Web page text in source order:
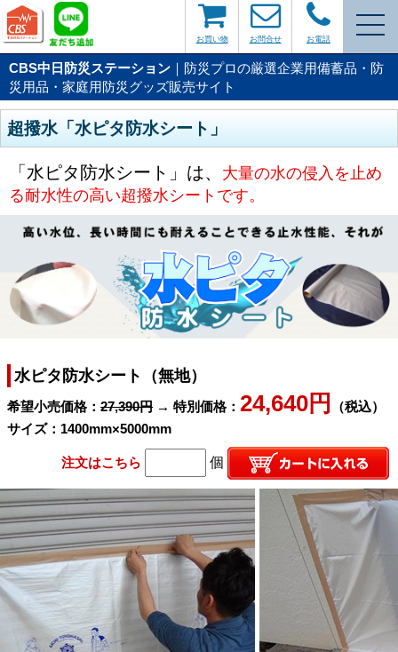
お電話
お問合せ
お買い物
CBS中日防災ステーション ｜防災プロの厳選企業用備蓄品・防
災用品・家庭用防災グッズ販売サイト
超撥水「水ピタ防水シート」
「水ピタ防水シート」は、 大量の水の侵入を止め
る耐水性の高い超撥水シートです。
水ピタ防水シート（無地）
希望小売価格： 27,390円 → 特別価格： 24,640円
（税込）
サイズ：1400mm×5000mm
注文はこちら 個